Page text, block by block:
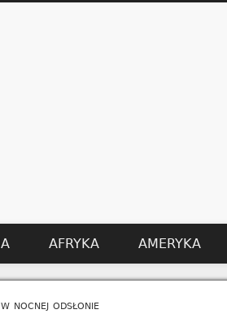
AFRYKA AMERYKA
nocnej odsłonie